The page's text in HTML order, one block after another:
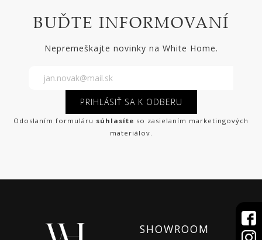
BUĎTE INFORMOVANÍ
Nepremeškajte novinky na White Home.
PRIHLÁSIŤ SA K ODBERU
Odoslaním formuláru súhlasíte so zasielaním marketingových
materiálov.
SHOWROOM